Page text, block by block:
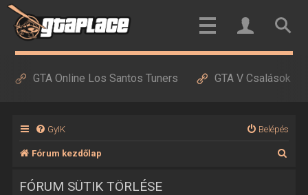
GTA Online Los Santos Tuners GTA V Csalások
GyIK Belépés
Fórum kezdőlap
FÓRUM SÜTIK TÖRLÉSE